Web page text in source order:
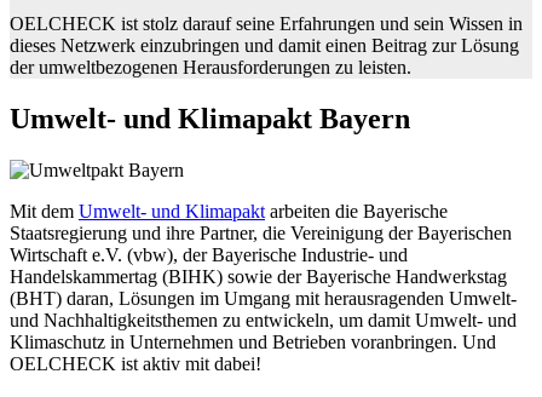
OELCHECK ist stolz darauf seine Erfahrungen und sein Wissen in
dieses Netzwerk einzubringen und damit einen Beitrag zur Lösung
der umweltbezogenen Herausforderungen zu leisten.
Umwelt- und Klimapakt Bayern
Mit dem Umwelt- und Klimapakt arbeiten die Bayerische
Staatsregierung und ihre Partner, die Vereinigung der Bayerischen
Wirtschaft e.V. (vbw), der Bayerische Industrie- und
Handelskammertag (BIHK) sowie der Bayerische Handwerkstag
(BHT) daran, Lösungen im Umgang mit herausragenden Umwelt-
und Nachhaltigkeitsthemen zu entwickeln, um damit Umwelt- und
Klimaschutz in Unternehmen und Betrieben voranbringen. Und
OELCHECK ist aktiv mit dabei!